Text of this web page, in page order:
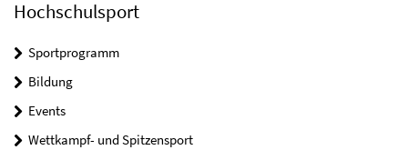
Hochschulsport
Sportprogramm
Bildung
Events
Wettkampf- und Spitzensport